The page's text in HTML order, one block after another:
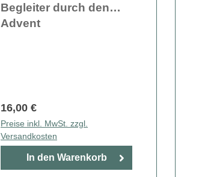
Begleiter durch den
Advent
16,00 €
Preise inkl. MwSt. zzgl.
Versandkosten
In den Warenkorb